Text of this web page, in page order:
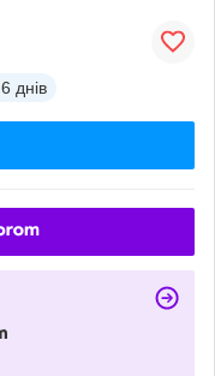
6 днів